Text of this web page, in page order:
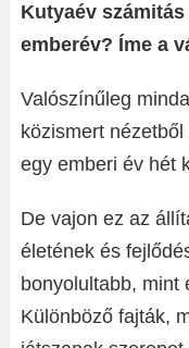
Kutyaév
emberév? Íme a
Valószínűleg
közismert nézetből
egy emberi év hét
De vajon ez az
életének és
bonyolultabb, mint
Különböző fajták,